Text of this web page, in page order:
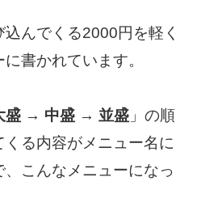
んでくる2000円を軽く
書かれています。
盛 → 中盛 → 並盛 」の順
る内容がメニュー名に
こんなメニューになっ